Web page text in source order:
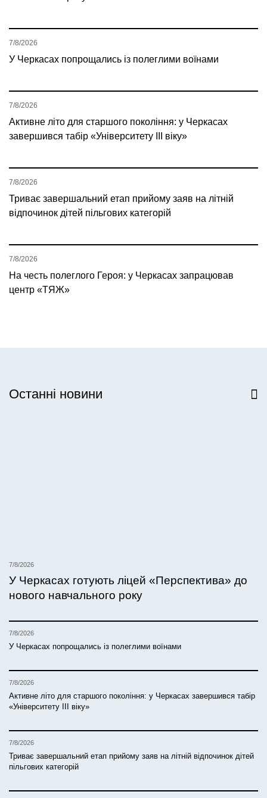
У Черкасах попрощались із полеглими воїнами
7/8/2026
Активне літо для старшого покоління: у Черкасах
завершився табір «Університету ІІІ віку»
7/8/2026
Триває завершальний етап прийому заяв на літній
відпочинок дітей пільгових категорій
7/8/2026
На честь полеглого Героя: у Черкасах запрацював
центр «ТЯЖ»
7/8/2026
Останні новини
7/8/2026
У Черкасах готують ліцей «Перспектива» до
нового навчального року
7/8/2026
У Черкасах попрощались із полеглими воїнами
7/8/2026
Активне літо для старшого покоління: у Черкасах завершився табір
«Університету ІІІ віку»
7/8/2026
Триває завершальний етап прийому заяв на літній відпочинок дітей
пільгових категорій